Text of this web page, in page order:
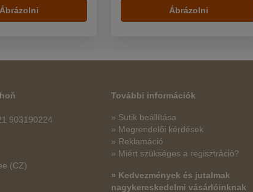
Ábrázolni Ábrázolni
903190224
(CZ)
További információk
» Sütik beállítása
» Megrendelői kérdések
» Reklamáció
» Miért szükséges a regisztráció?
» Kedvezmények és jutalmak
nagykereskedelmi vásárlóinknak